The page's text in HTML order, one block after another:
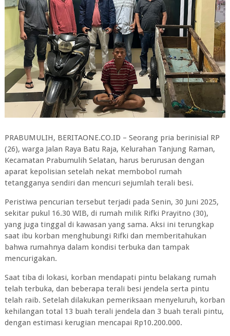
PRABUMULIH, BERITAONE.CO.ID – Seorang pria berinisial RP
(26), warga Jalan Raya Batu Raja, Kelurahan Tanjung Raman,
Kecamatan Prabumulih Selatan, harus berurusan dengan
aparat kepolisian setelah nekat membobol rumah
tetangganya sendiri dan mencuri sejumlah terali besi.
Peristiwa pencurian tersebut terjadi pada Senin, 30 Juni 2025,
sekitar pukul 16.30 WIB, di rumah milik Rifki Prayitno (30),
yang juga tinggal di kawasan yang sama. Aksi ini terungkap
saat ibu korban menghubungi Rifki dan memberitahukan
bahwa rumahnya dalam kondisi terbuka dan tampak
mencurigakan.
Saat tiba di lokasi, korban mendapati pintu belakang rumah
telah terbuka, dan beberapa terali besi jendela serta pintu
telah raib. Setelah dilakukan pemeriksaan menyeluruh, korban
kehilangan total 13 buah terali jendela dan 3 buah terali pintu,
dengan estimasi kerugian mencapai Rp10.200.000.